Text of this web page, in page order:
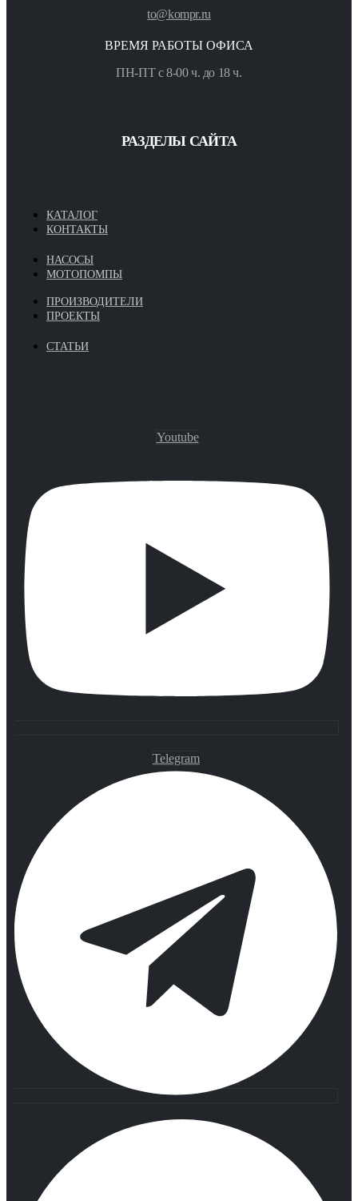
to@kompr.ru
ВРЕМЯ РАБОТЫ ОФИСА
ПН-ПТ с 8-00 ч. до 18 ч.
РАЗДЕЛЫ САЙТА
КАТАЛОГ
КОНТАКТЫ
НАСОСЫ
МОТОПОМПЫ
ПРОИЗВОДИТЕЛИ
ПРОЕКТЫ
СТАТЬИ
Youtube
Telegram